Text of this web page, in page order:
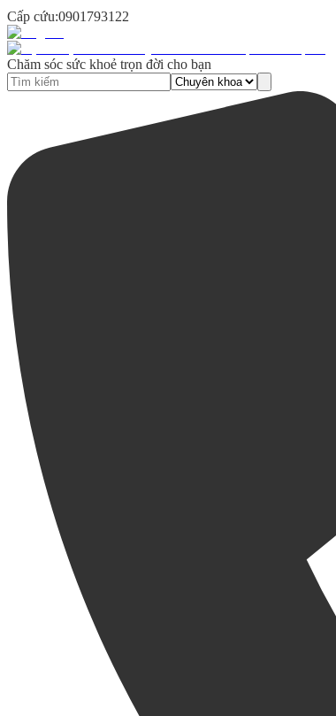
Cấp cứu:0901793122
Chăm sóc sức khoẻ trọn đời cho bạn